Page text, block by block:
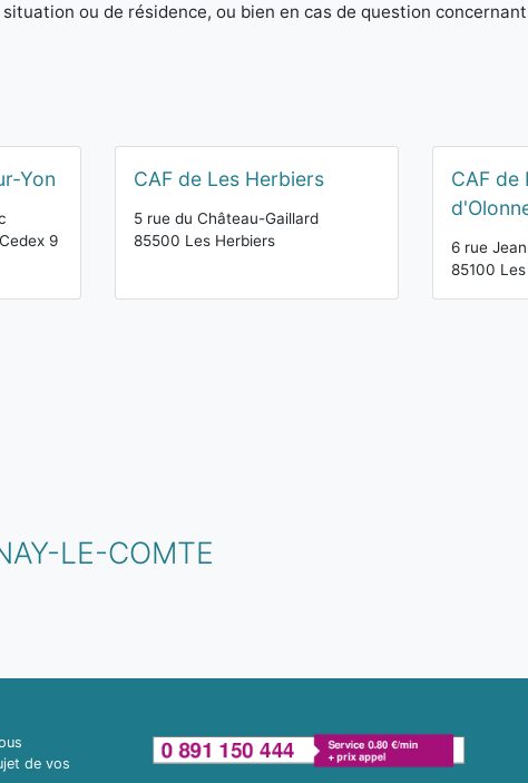
ou de résidence, ou bien en cas de question
Yon
9
CAF de Les Herbiers
5 rue du Château-Gaillard
85500 Les Herbiers
CAF de
6 rue
85100
LE-COMTE
de vos